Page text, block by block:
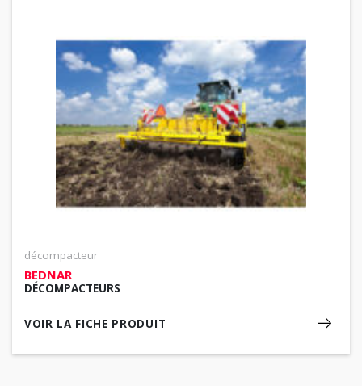
décompacteur
BEDNAR
DÉCOMPACTEURS
VOIR LA FICHE PRODUIT